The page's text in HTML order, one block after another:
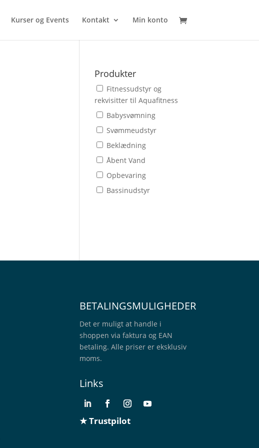
Kurser og Events Kontakt Min konto
Produkter
Fitnessudstyr og
rekvisitter til Aquafitness
Babysvømning
Svømmeudstyr
Beklædning
Åbent Vand
Opbevaring
Bassinudstyr
BETALINGSMULIGHEDER
Det er muligt at handle i
shoppen via faktura og EAN
betaling. Alle priser er eksklusiv
moms.
Links
★ Trustpilot